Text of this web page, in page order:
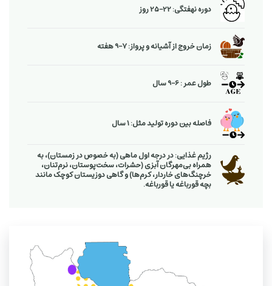
دوره نهفتگی: 22-25 روز
زمان خروج از آشیانه و پرواز: 7-9 هفته
طول عمر : 6-9 سال
فاصله بین دوره تولید مثل: 1 سال
رژیم غذایی: در درجه اول ماهی (به خصوص در زمستان)، به
همراه بی‌مهرگان آبزی (حشرات، سخت‌پوستان، نرم‌تنان،
خرچنگ‌های خاردار، کرم‌ها) و گاهی دوزیستان کوچک مانند
بچه قورباغه یا قورباغه.